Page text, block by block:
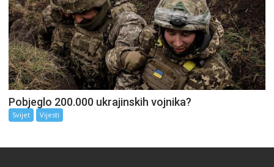
Pobjeglo 200.000 ukrajinskih vojnika?
Svijet Vijesti